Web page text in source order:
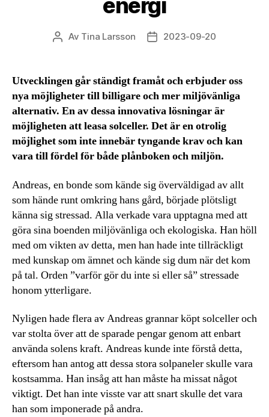
energi
Inläggsförfattare
Av Tina Larsson Inläggsdatum
2023-09-20
Utvecklingen går ständigt framåt och erbjuder oss
nya möjligheter till billigare och mer miljövänliga
alternativ. En av dessa innovativa lösningar är
möjligheten att leasa solceller. Det är en otrolig
möjlighet som inte innebär tyngande krav och kan
vara till fördel för både plånboken och miljön.
Andreas, en bonde som kände sig överväldigad av allt
som hände runt omkring hans gård, började plötsligt
känna sig stressad. Alla verkade vara upptagna med att
göra sina boenden miljövänliga och ekologiska. Han höll
med om vikten av detta, men han hade inte tillräckligt
med kunskap om ämnet och kände sig dum när det kom
på tal. Orden ”varför gör du inte si eller så” stressade
honom ytterligare.
Nyligen hade flera av Andreas grannar köpt solceller och
var stolta över att de sparade pengar genom att enbart
använda solens kraft. Andreas kunde inte förstå detta,
eftersom han antog att dessa stora solpaneler skulle vara
kostsamma. Han insåg att han måste ha missat något
viktigt. Det han inte visste var att snart skulle det vara
han som imponerade på andra.